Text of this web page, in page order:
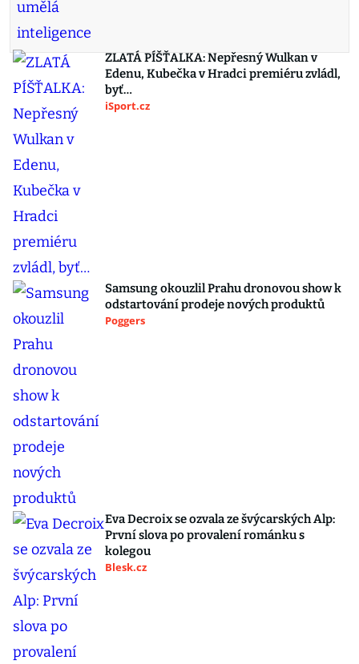
ZLATÁ PÍŠŤALKA: Nepřesný Wulkan v
Edenu, Kubečka v Hradci premiéru zvládl,
byť…
iSport.cz
Samsung okouzlil Prahu dronovou show k
odstartování prodeje nových produktů
Poggers
Eva Decroix se ozvala ze švýcarských Alp:
První slova po provalení románku s
kolegou
Blesk.cz